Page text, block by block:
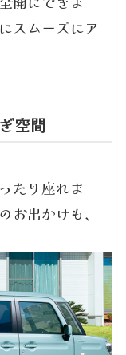
スムーズにア
空間
たり座れま
お出かけも、